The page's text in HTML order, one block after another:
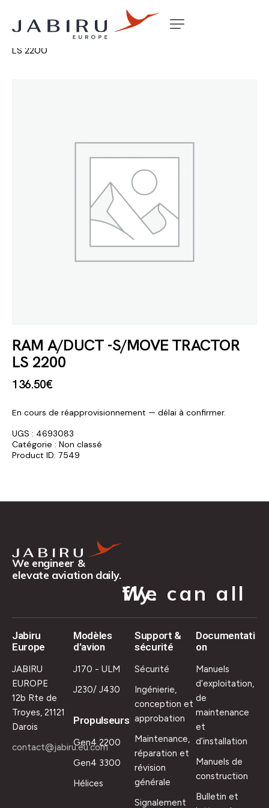
Accueil Non classé
LS 2200
RAM A/DUCT -S/MOVE TRACTOR
LS 2200
136.50€
En cours de réapprovisionnement — délai à confirmer.
UGS : 4693083
Catégorie : Non classé
Product ID: 7549
We engineer &
elevate aviation daily.
We can all fly.
Jabiru
Europe
JABIRU
EUROPE
12b Rte de
Troyes, 21121
Darois
contact@jabiru.eu.com
Modèles
d'avion
J170 - ULM
J230/ J430
Propulseurs
Gen4 2200
Gen4 3300
Hélices
Support &
sécurité
Sécurité
Ingénierie,
conception et
approbation
Maintenance,
réparation et
révision
générale
Signalement
Documentati
on
Manuels
d’exploitation,
de
maintenance
et
d’installation
Manuels de
construction
Bulletin et